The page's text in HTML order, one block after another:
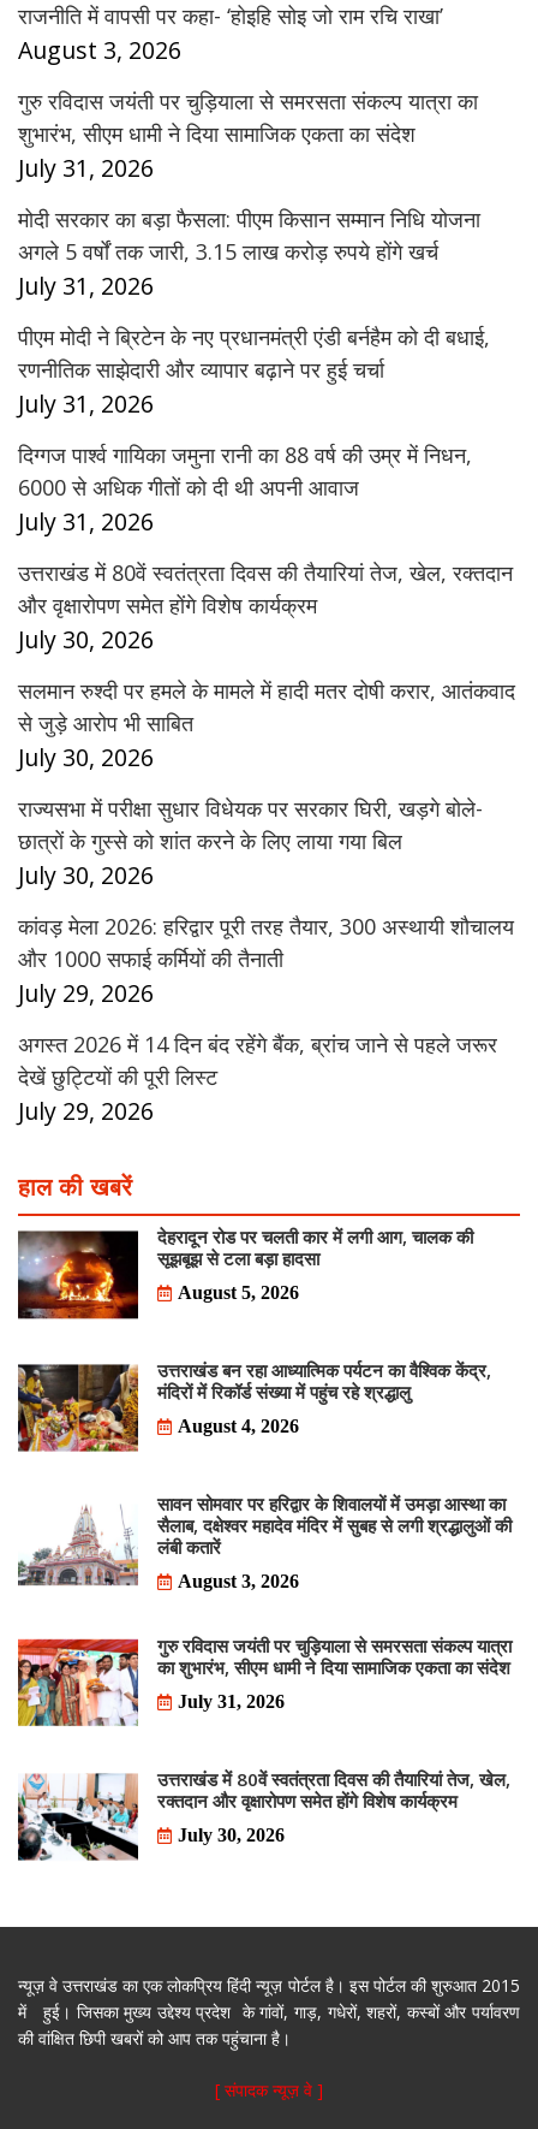
राजनीति में वापसी पर कहा- ‘होइहि सोइ जो राम रचि राखा’
August 3, 2026
गुरु रविदास जयंती पर चुड़ियाला से समरसता संकल्प यात्रा का
शुभारंभ, सीएम धामी ने दिया सामाजिक एकता का संदेश
July 31, 2026
मोदी सरकार का बड़ा फैसला: पीएम किसान सम्मान निधि योजना
अगले 5 वर्षों तक जारी, 3.15 लाख करोड़ रुपये होंगे खर्च
July 31, 2026
पीएम मोदी ने ब्रिटेन के नए प्रधानमंत्री एंडी बर्नहैम को दी बधाई,
रणनीतिक साझेदारी और व्यापार बढ़ाने पर हुई चर्चा
July 31, 2026
दिग्गज पार्श्व गायिका जमुना रानी का 88 वर्ष की उम्र में निधन,
6000 से अधिक गीतों को दी थी अपनी आवाज
July 31, 2026
उत्तराखंड में 80वें स्वतंत्रता दिवस की तैयारियां तेज, खेल, रक्तदान
और वृक्षारोपण समेत होंगे विशेष कार्यक्रम
July 30, 2026
सलमान रुश्दी पर हमले के मामले में हादी मतर दोषी करार, आतंकवाद
से जुड़े आरोप भी साबित
July 30, 2026
राज्यसभा में परीक्षा सुधार विधेयक पर सरकार घिरी, खड़गे बोले-
छात्रों के गुस्से को शांत करने के लिए लाया गया बिल
July 30, 2026
कांवड़ मेला 2026: हरिद्वार पूरी तरह तैयार, 300 अस्थायी शौचालय
और 1000 सफाई कर्मियों की तैनाती
July 29, 2026
अगस्त 2026 में 14 दिन बंद रहेंगे बैंक, ब्रांच जाने से पहले जरूर
देखें छुट्टियों की पूरी लिस्ट
July 29, 2026
हाल की खबरें
देहरादून रोड पर चलती कार में लगी आग, चालक की
सूझबूझ से टला बड़ा हादसा
August 5, 2026
उत्तराखंड बन रहा आध्यात्मिक पर्यटन का वैश्विक केंद्र,
मंदिरों में रिकॉर्ड संख्या में पहुंच रहे श्रद्धालु
August 4, 2026
सावन सोमवार पर हरिद्वार के शिवालयों में उमड़ा आस्था का
सैलाब, दक्षेश्वर महादेव मंदिर में सुबह से लगी श्रद्धालुओं की
लंबी कतारें
August 3, 2026
गुरु रविदास जयंती पर चुड़ियाला से समरसता संकल्प यात्रा
का शुभारंभ, सीएम धामी ने दिया सामाजिक एकता का संदेश
July 31, 2026
उत्तराखंड में 80वें स्वतंत्रता दिवस की तैयारियां तेज, खेल,
रक्तदान और वृक्षारोपण समेत होंगे विशेष कार्यक्रम
July 30, 2026
न्यूज़ वे उत्तराखंड का एक लोकप्रिय हिंदी न्यूज़ पोर्टल है। इस पोर्टल की शुरुआत 2015
में हुई। जिसका मुख्य उद्देश्य प्रदेश के गांवों, गाड़, गधेरों, शहरों, कस्बों और पर्यावरण
की वांक्षित छिपी खबरों को आप तक पहुंचाना है।
[ संपादक न्यूज़ वे ]